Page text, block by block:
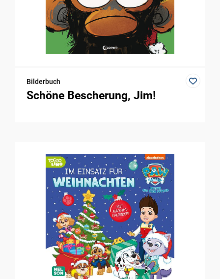
Bilderbuch
Schöne Bescherung, Jim!